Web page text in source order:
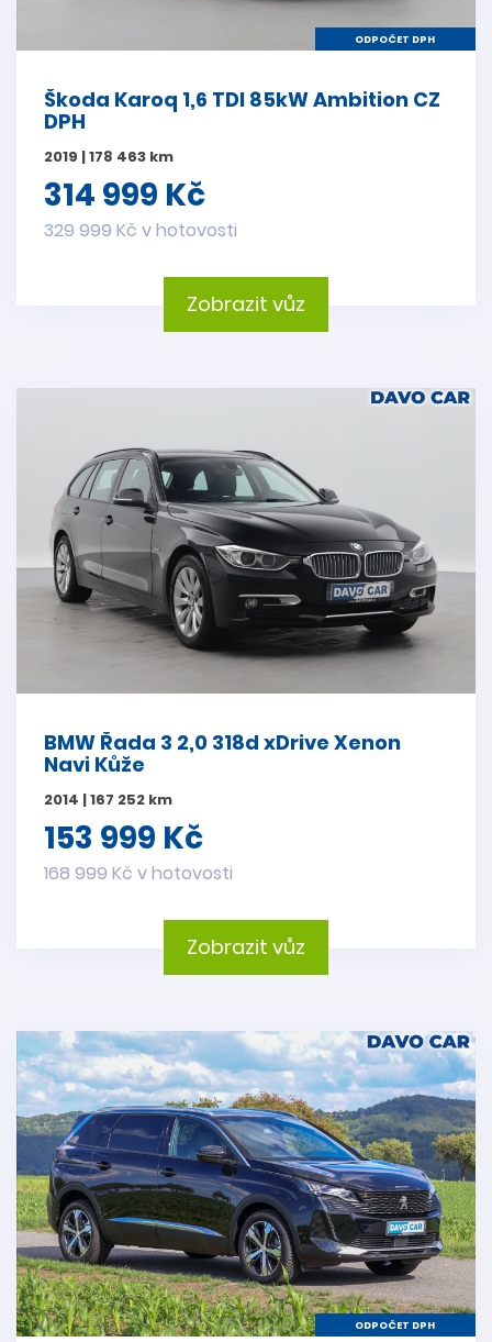
ODPOČET DPH
Škoda Karoq 1,6 TDI 85kW Ambition CZ
DPH
2019 | 178 463 km
314 999 Kč
329 999 Kč v hotovosti
Zobrazit vůz
BMW Řada 3 2,0 318d xDrive Xenon
Navi Kůže
2014 | 167 252 km
153 999 Kč
168 999 Kč v hotovosti
Zobrazit vůz
ODPOČET DPH